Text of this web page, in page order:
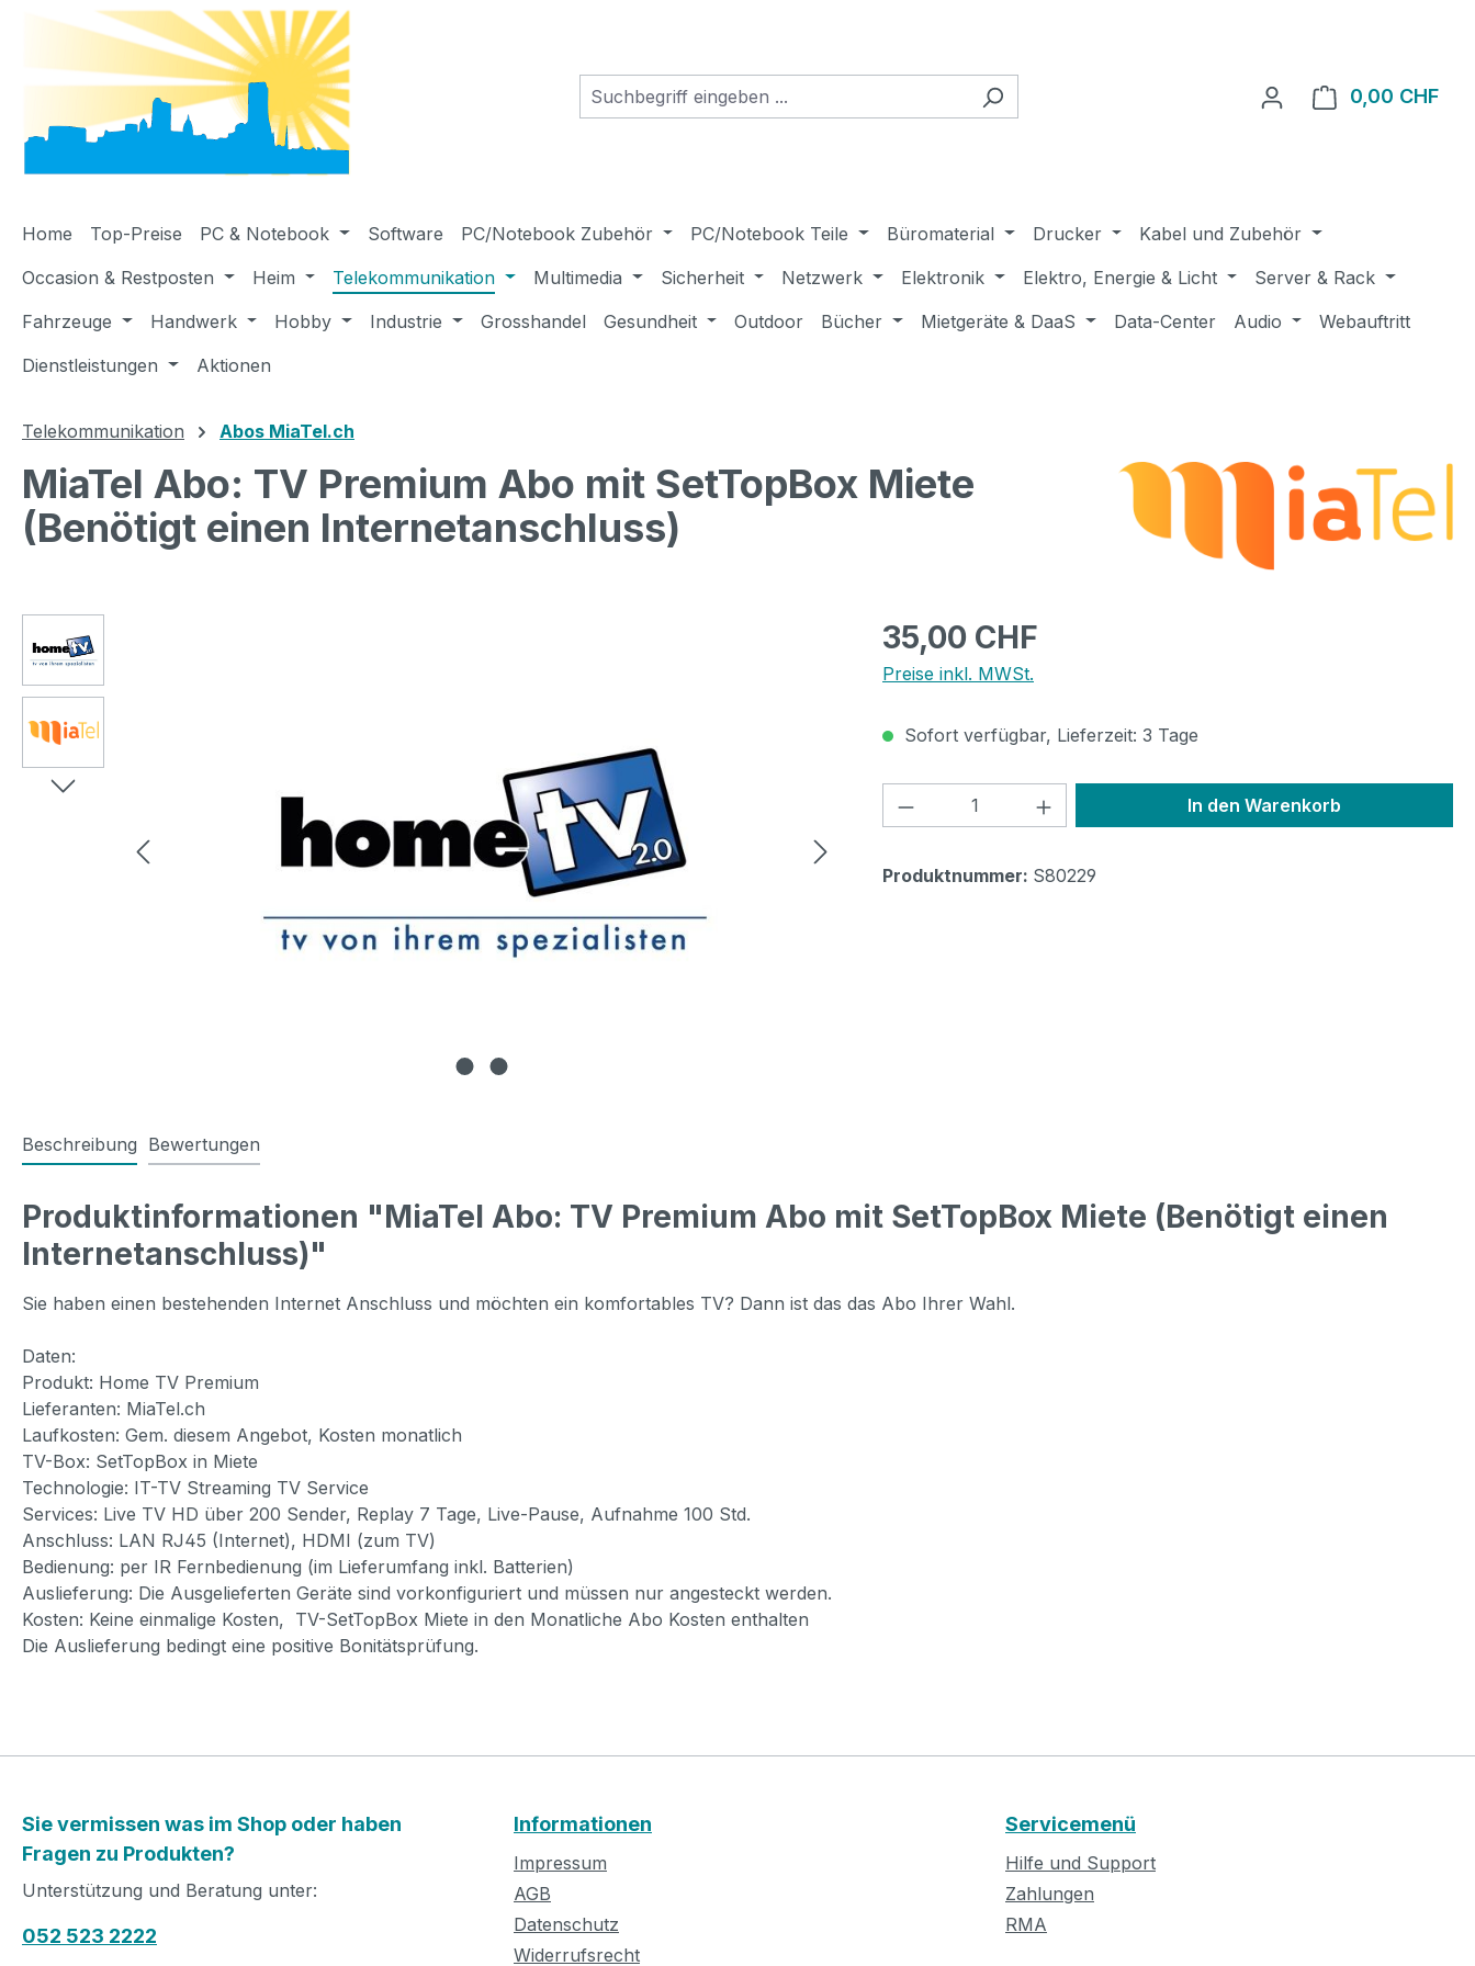
Hauptinhalt springen
Zur Suche springen
Zur Hauptnavigation springen
0,00 CHF
Home Top-Preise PC & Notebook Software PC/Notebook Zubehör PC/Notebook Teile Büromaterial Drucker
Kabel und Zubehör
Occasion & Restposten
Heim Telekommunikation Multimedia Sicherheit Netzwerk Elektronik Elektro, Energie & Licht
Server & Rack
Fahrzeuge
Handwerk Hobby Industrie Grosshandel Gesundheit Outdoor Bücher Mietgeräte & DaaS Data-Center Audio
Webauftritt
Dienstleistungen
Aktionen
Telekommunikation Abos MiaTel.ch
MiaTel Abo: TV Premium Abo mit SetTopBox Miete
(Benötigt einen Internetanschluss)
Regulärer Preis:
35,00 CHF
Preise inkl. MWSt.
Sofort verfügbar, Lieferzeit: 3 Tage
Produkt Anzahl: Gib den gewünschten Wert
In den Warenkorb
Produktnummer: S80229
Beschreibung Bewertungen
Produktinformationen "MiaTel Abo: TV Premium Abo mit SetTopBox Miete (Benötigt einen
Internetanschluss)"
Sie haben einen bestehenden Internet Anschluss und möchten ein komfortables TV? Dann ist das das Abo Ihrer Wahl.
Daten:
Produkt: Home TV Premium
Lieferanten: MiaTel.ch
Laufkosten: Gem. diesem Angebot, Kosten monatlich
TV-Box: SetTopBox in Miete
Technologie: IT-TV Streaming TV Service
Services: Live TV HD über 200 Sender, Replay 7 Tage, Live-Pause, Aufnahme 100 Std.
Anschluss: LAN RJ45 (Internet), HDMI (zum TV)
Bedienung: per IR Fernbedienung (im Lieferumfang inkl. Batterien)
Auslieferung: Die Ausgelieferten Geräte sind vorkonfiguriert und müssen nur angesteckt werden.
Kosten: Keine einmalige Kosten, TV-SetTopBox Miete in den Monatliche Abo Kosten enthalten
Die Auslieferung bedingt eine positive Bonitätsprüfung.
Sie vermissen was im Shop oder haben
Fragen zu Produkten?
Unterstützung und Beratung unter:
052 523 2222
Informationen
Impressum
AGB
Datenschutz
Widerrufsrecht
Servicemenü
Hilfe und Support
Zahlungen
RMA